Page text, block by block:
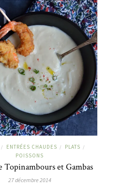
/ ENTRÉES CHAUDES / PLATS /
POISSONS
Topinambours et Gambas
27 décembre 2014